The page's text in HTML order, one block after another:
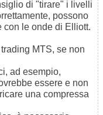
di "tirare" i livelli
possono
con le onde di Elliott.
MTS, se non
ad esempio,
essere e non
una compressa